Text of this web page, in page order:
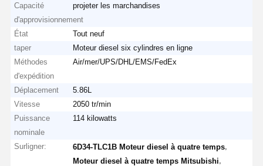
Capacité
d'approvisionnement
projeter les marchandises
État
Tout neuf
taper
Moteur diesel six cylindres en ligne
Méthodes
d'expédition
Air/mer/UPS/DHL/EMS/FedEx
Déplacement
5.86L
Vitesse
2050 tr/min
Puissance
nominale
114 kilowatts
Surligner: 6D34-TLC1B Moteur diesel à quatre temps
Moteur diesel à quatre temps Mitsubishi